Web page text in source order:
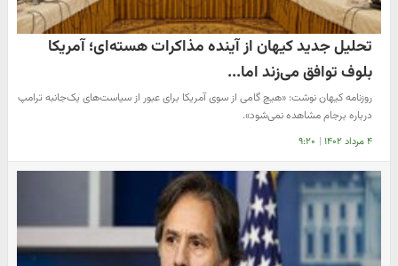
تحلیل جدید کیهان از آینده مذاکرات هسته‌ای؛ آمریکا
بلوف توافق می‌زند اما...
روزنامه کیهان نوشت: «هیچ گامی از سوی آمریکا برای عبور از سیاست‌های یک‌جانبه ترامپ
درباره برجام مشاهده نمی‌شود».
۴ مرداد ۱۴۰۲ | ۹:۲۰